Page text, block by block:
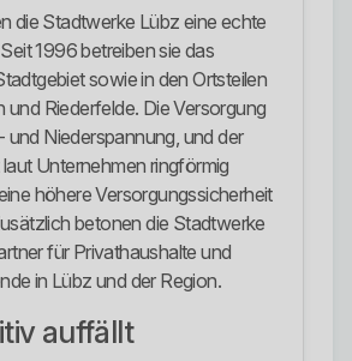
die Stadtwerke Lübz eine echte
1996 betreiben sie das
sowie in den Ortsteilen
und Riederfelde. Die Versorgung
und Niederspannung, und der
Unternehmen ringförmig
höhere Versorgungssicherheit
betonen die Stadtwerke
für Privathaushalte und
in Lübz und der Region.
auffällt